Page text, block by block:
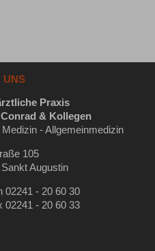
UNS
Praxis
Conrad & Kollegen
Medizin - Allgemeinmedizin
105
Augustin
02241 - 20 60 30
02241 - 20 60 33